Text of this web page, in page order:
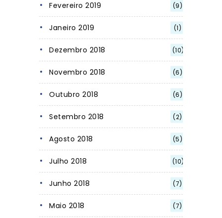
Fevereiro 2019 (9)
Janeiro 2019 (1)
Dezembro 2018 (10)
Novembro 2018 (6)
Outubro 2018 (6)
Setembro 2018 (2)
Agosto 2018 (5)
Julho 2018 (10)
Junho 2018 (7)
Maio 2018 (7)